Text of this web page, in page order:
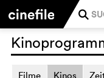
j
Filme Kinos